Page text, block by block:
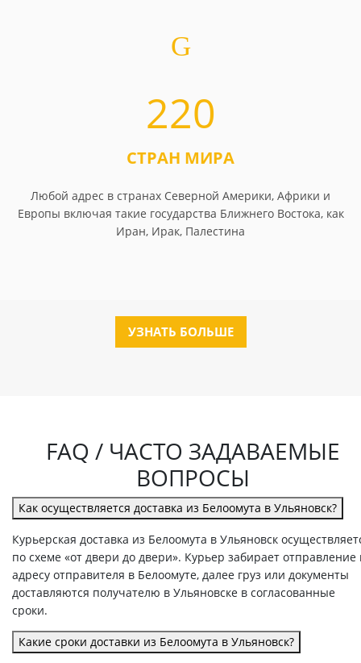
220
СТРАН МИРА
Любой адрес в странах Северной Америки, Африки и
Европы включая такие государства Ближнего Востока, как
Иран, Ирак, Палестина
УЗНАТЬ БОЛЬШЕ
FAQ / ЧАСТО ЗАДАВАЕМЫЕ
ВОПРОСЫ
Как осуществляется доставка из Белоомута в Ульяновск?
Курьерская доставка из Белоомута в Ульяновск
по схеме «от двери до двери». Курьер забирает отправление
адресу отправителя в Белоомуте, далее груз или документы
доставляются получателю в Ульяновске в согласованные
сроки.
Какие сроки доставки из Белоомута в Ульяновск?